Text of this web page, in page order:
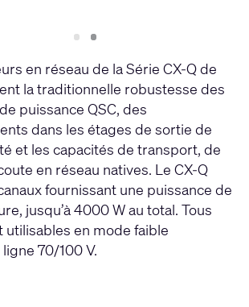
Slide
1 Slide
2
en réseau de la Série CX-Q de
la traditionnelle robustesse des
puissance QSC, des
dans les étages de sortie de
et les capacités de transport, de
en réseau natives. Le CX-Q
fournissant une puissance de
jusqu’à 4000 W au total. Tous
utilisables en mode faible
70/100 V.